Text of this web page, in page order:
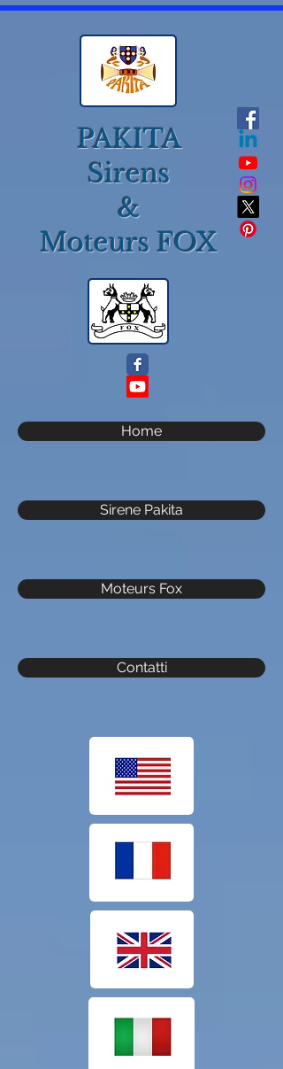
PAKITA
Sirens
&
Moteurs FOX
Home
Sirene Pakita
Moteurs Fox
Contatti